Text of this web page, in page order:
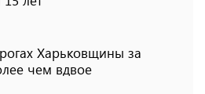
Харьковщины за
чем вдвое